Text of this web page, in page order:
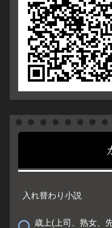
入れ替わり小説
歳上(上司、熟女、